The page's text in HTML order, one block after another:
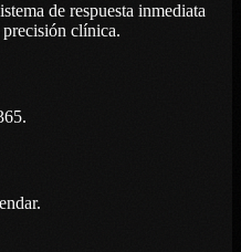
de respuesta inmediata
clínica.